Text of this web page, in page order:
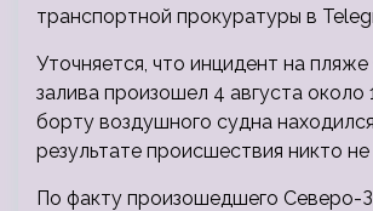
транспортной прокуратуры в
Уточняется, что инцидент на
залива произошел 4 августа около
борту воздушного судна
результате происшествия никто
По факту произошедшего Северо-